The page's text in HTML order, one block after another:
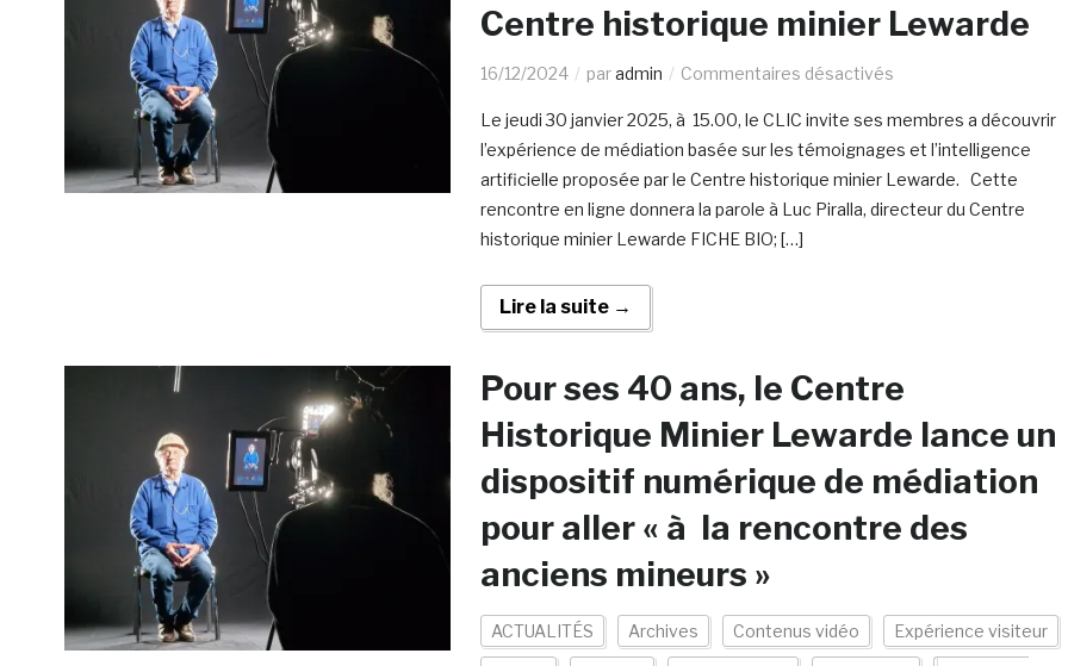
Centre historique minier Lewarde
16/12/2024 paradmin Commentaires désactivés
Le jeudi 30 janvier 2025, à 15.00, le CLIC invite ses membres a découvrir
l’expérience de médiation basée sur les témoignages et l’intelligence
artificielle proposée par le Centre historique minier Lewarde. Cette
rencontre en ligne donnera la parole à Luc Piralla, directeur du Centre
historique minier Lewarde FICHE BIO; […]
Lire la suite →
Pour ses 40 ans, le Centre
Historique Minier Lewarde lance un
dispositif numérique de médiation
pour aller « à la rencontre des
anciens mineurs »
ACTUALITÉS Archives Contenus vidéo Expérience visiteur